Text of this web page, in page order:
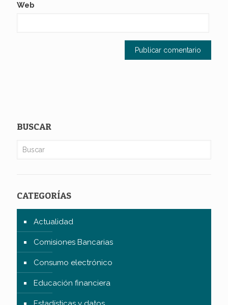
Web
BUSCAR
CATEGORÍAS
Actualidad
Comisiones Bancarias
Consumo electrónico
Educación financiera